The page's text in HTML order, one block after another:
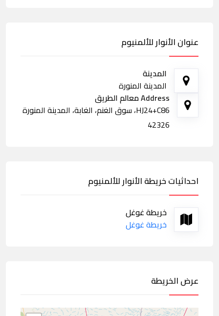
عنوان الأنوار للألمنيوم
المدينة
المدينة المنورة
Address معالم الطريق
HJ24+C86، سوق الغنم، الغابة، المدينة المنورة
42326
احداثيات خريطة الأنوار للألمنيوم
خريطة غوغل
خريطة غوغل
عرض الخريطة